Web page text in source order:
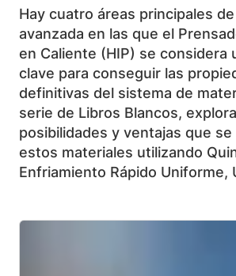
Hay cuatro áreas principales
avanzada en las que el
en Caliente (HIP) se considera
clave para conseguir las
definitivas del sistema de
serie de Libros Blancos,
posibilidades y ventajas que se
estos materiales utilizando
Enfriamiento Rápido Uniforme,